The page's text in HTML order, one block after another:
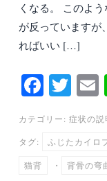
くなる。 このよ
が反っていますが
ればいい […]
Fa
ce
bo
ok
T
wi
tte
r
カテゴリー: 症状の説
タグ: ふじたカイロ
猫背 ・ 背骨の弯